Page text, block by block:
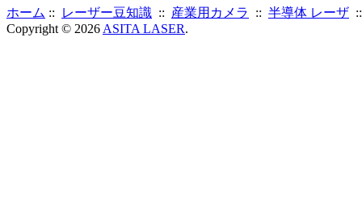
ホーム :: レーザー豆知識 :: 産業用カメラ :: 半導体 レーザ
Copyright © 2026 ASITA LASER.